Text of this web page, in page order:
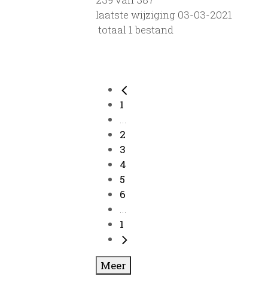
laatste wijziging 03-03-2021
totaal 1 bestand
1
...
2
3
4
5
6
...
1
Meer